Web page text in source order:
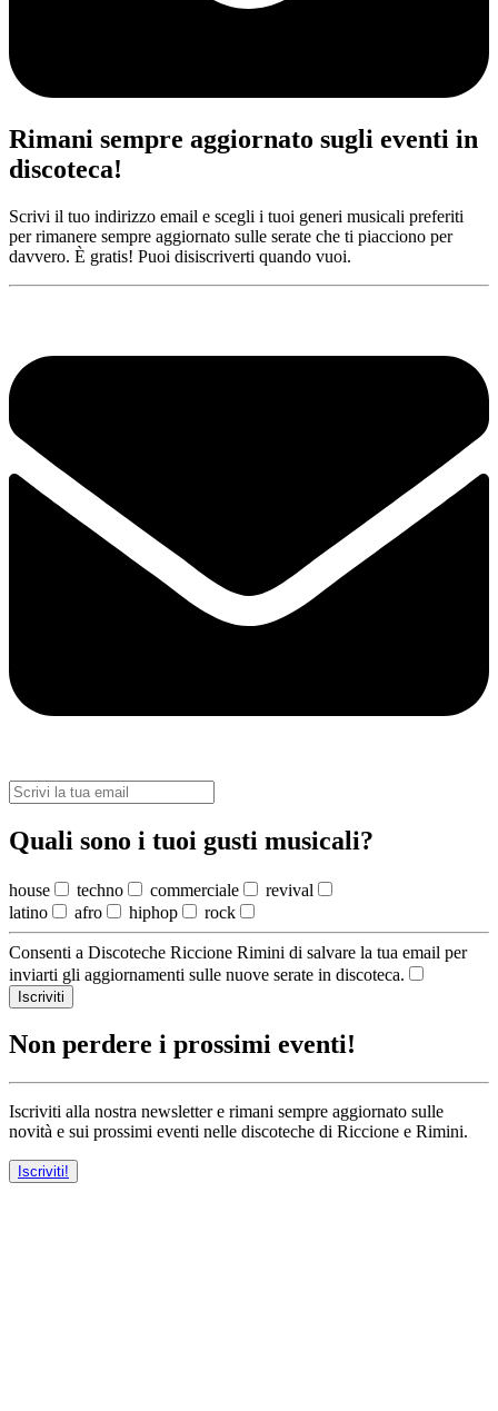
Rimani sempre aggiornato sugli eventi in
discoteca!
Scrivi il tuo indirizzo email e scegli i tuoi generi musicali preferiti
per rimanere sempre aggiornato sulle serate che ti piacciono per
davvero. È gratis! Puoi disiscriverti quando vuoi.
Quali sono i tuoi gusti musicali?
house techno commerciale
revival
latino
afro hiphop rock
Consenti a Discoteche Riccione Rimini di salvare la tua email per
inviarti gli aggiornamenti sulle nuove serate in discoteca.
Iscriviti
Non perdere i prossimi eventi!
Iscriviti alla nostra newsletter e rimani sempre aggiornato sulle
novità e sui prossimi eventi nelle discoteche di Riccione e Rimini.
Iscriviti!